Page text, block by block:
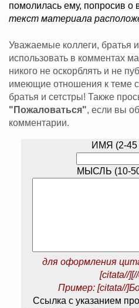
помолилась ему, попросив о
текст материала
Уважаемые коллеги, братья
использовать в комментах
никого не оскорблять и не
имеющие отношения к теме
братья и сетстры! Также
"Пожаловаться", если вы
комментарии.
ИМЯ (2-45
МЫСЛЬ (10-
для оформления
[citata//
Пример: [citata//
Ссылка с указанием